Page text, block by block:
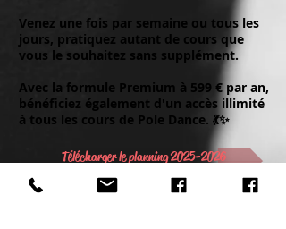
Venez une fois par semaine ou tous les
jours, pratiquez autant de cours que
vous le souhaitez sans supplément.
Avec la formule Premium à 599 € par an,
bénéficiez également d'un accès illimité
à tous les cours de Pole Dance. 💃✨
Télécharger le planning 2025-2026